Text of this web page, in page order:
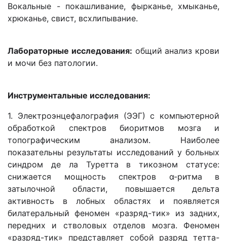
Вокальные - покашливание, фырканье, хмыканье,
хрюканье, свист, всхлипывание.
Лабораторные исследования: общий анализ крови
и мочи без патологии.
Инструментальные исследования:
1. Электроэнцефалография (ЭЭГ) с компьютерной
обработкой спектров биоритмов мозга и
топографическим анализом. Наиболее
показательны результаты исследований у больных
синдром де ла Туретта в тикозном статусе:
снижается мощность спектров α-ритма в
затылочной области, повышается дельта
активность в лобных областях и появляется
билатеральный феномен «разряд-тик» из задних,
передних и стволовых отделов мозга. Феномен
«разряд-тик» представляет собой разряд тетта-